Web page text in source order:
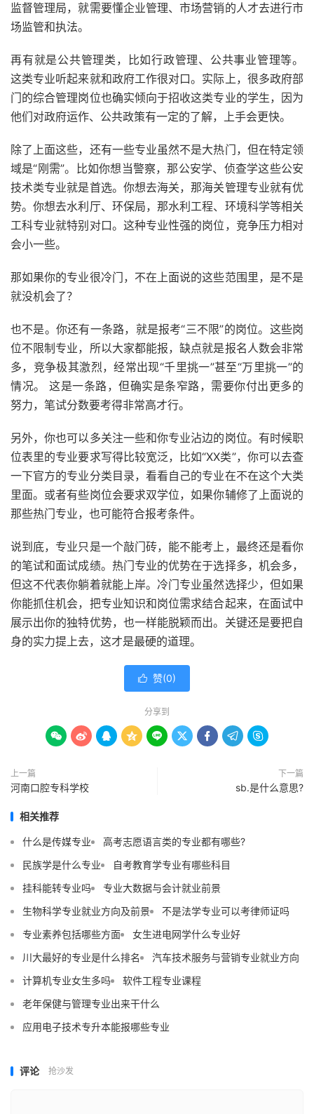
监督管理局，就需要懂企业管理、市场营销的人才去进行市
场监管和执法。
再有就是公共管理类，比如行政管理、公共事业管理等。
这类专业听起来就和政府工作很对口。实际上，很多政府部
门的综合管理岗位也确实倾向于招收这类专业的学生，因为
他们对政府运作、公共政策有一定的了解，上手会更快。
除了上面这些，还有一些专业虽然不是大热门，但在特定领
域是“刚需”。比如你想当警察，那公安学、侦查学这些公安
技术类专业就是首选。你想去海关，那海关管理专业就有优
势。你想去水利厅、环保局，那水利工程、环境科学等相关
工科专业就特别对口。这种专业性强的岗位，竞争压力相对
会小一些。
那如果你的专业很冷门，不在上面说的这些范围里，是不是
就没机会了？
也不是。你还有一条路，就是报考“三不限”的岗位。这些岗
位不限制专业，所以大家都能报，缺点就是报名人数会非常
多，竞争极其激烈，经常出现“千里挑一”甚至“万里挑一”的
情况。 这是一条路，但确实是条窄路，需要你付出更多的
努力，笔试分数要考得非常高才行。
另外，你也可以多关注一些和你专业沾边的岗位。有时候职
位表里的专业要求写得比较宽泛，比如“XX类”，你可以去查
一下官方的专业分类目录，看看自己的专业在不在这个大类
里面。或者有些岗位会要求双学位，如果你辅修了上面说的
那些热门专业，也可能符合报考条件。
说到底，专业只是一个敲门砖，能不能考上，最终还是看你
的笔试和面试成绩。热门专业的优势在于选择多，机会多，
但这不代表你躺着就能上岸。冷门专业虽然选择少，但如果
你能抓住机会，把专业知识和岗位需求结合起来，在面试中
展示出你的独特优势，也一样能脱颖而出。关键还是要把自
身的实力提上去，这才是最硬的道理。
 赞(0)
分享到
        
上一篇
河南口腔专科学校
下一篇
sb.是什么意思?
相关推荐
什么是传媒专业
高考志愿语言类的专业都有哪些?
民族学是什么专业
自考教育学专业有哪些科目
挂科能转专业吗
专业大数据与会计就业前景
生物科学专业就业方向及前景
不是法学专业可以考律师证吗
专业素养包括哪些方面
女生进电网学什么专业好
川大最好的专业是什么排名
汽车技术服务与营销专业就业方向
计算机专业女生多吗
软件工程专业课程
老年保健与管理专业出来干什么
应用电子技术专升本能报哪些专业
评论 抢沙发